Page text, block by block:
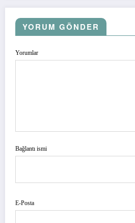
YORUM GÖNDER
Yorumlar
Bağlantı ismi
E-Posta